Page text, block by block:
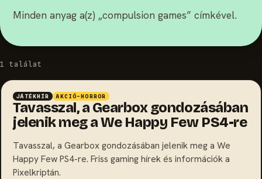
Minden anyag a(z) „compulsion games” címkével.
1 találat
JÁTÉKHÍR AKCIÓ-HORROR
Tavasszal, a Gearbox gondozásában
jelenik meg a We Happy Few PS4-re
Tavasszal, a Gearbox gondozásában jelenik meg a We
Happy Few PS4-re. Friss gaming hírek és információk a
Pixelkriptán.